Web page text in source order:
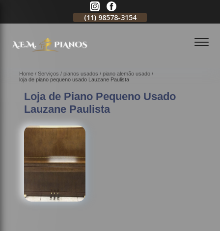
(11) 98578-3154
Home Serviços pianos usados
piano alemão usado
loja de piano pequeno usado Lauzane Paulista
Loja de Piano Pequeno Usado
Lauzane Paulista